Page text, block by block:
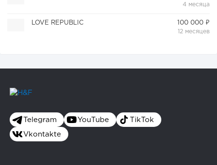
4 месяца
LOVE REPUBLIC
100 000 ₽
12 месяцев
Telegram YouTube TikTok
Vkontakte